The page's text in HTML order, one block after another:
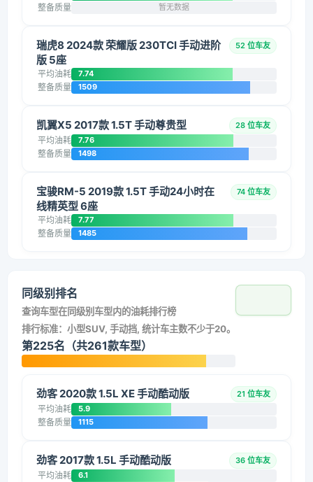
整备质量 暂无数据
瑞虎8 2024款 荣耀版 230TCI 手动进阶
版 5座
52 位车友
平均油耗 7.74
整备质量 1509
凯翼X5 2017款 1.5T 手动尊贵型 28 位车友
平均油耗 7.76
整备质量 1498
宝骏RM-5 2019款 1.5T 手动24小时在
线精英型 6座
74 位车友
平均油耗 7.77
整备质量 1485
同级别排名
查询车型在同级别车型内的油耗排行榜
排行标准：小型SUV, 手动挡, 统计车主数不少于20。
第225名（共261款车型）
劲客 2020款 1.5L XE 手动酷动版 21 位车友
平均油耗 5.9
整备质量 1115
劲客 2017款 1.5L 手动酷动版 36 位车友
平均油耗 6.1